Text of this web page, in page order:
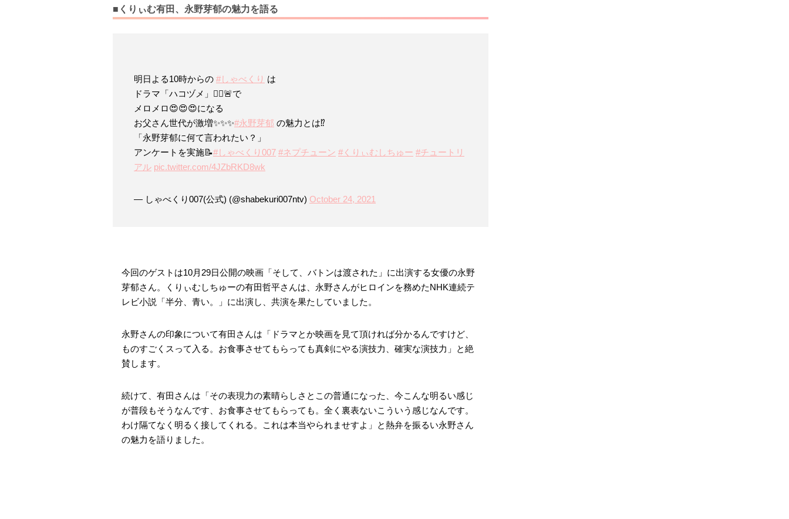
■くりぃむ有田、永野芽郁の魅力を語る
明日よる10時からの #しゃべくり は
ドラマ「ハコヅメ」👮‍♀️🚨で
メロメロ😍😍😍になる
お父さん世代が激増✨✨✨#永野芽郁 の魅力とは⁉️
「永野芽郁に何て言われたい？」
アンケートを実施📝#しゃべくり007 #ネプチューン #くりぃむしちゅー #チュートリ
アル pic.twitter.com/4JZbRKD8wk
— しゃべくり007(公式) (@shabekuri007ntv) October 24, 2021
今回のゲストは10月29日公開の映画「そして、バトンは渡された」に出演する女優の永野
芽郁さん。くりぃむしちゅーの有田哲平さんは、永野さんがヒロインを務めたNHK連続テ
レビ小説「半分、青い。」に出演し、共演を果たしていました。
永野さんの印象について有田さんは「ドラマとか映画を見て頂ければ分かるんですけど、
ものすごくスって入る。お食事させてもらっても真剣にやる演技力、確実な演技力」と絶
賛します。
続けて、有田さんは「その表現力の素晴らしさとこの普通になった、今こんな明るい感じ
が普段もそうなんです、お食事させてもらっても。全く裏表ないこういう感じなんです。
わけ隔てなく明るく接してくれる。これは本当やられませすよ」と熱弁を振るい永野さん
の魅力を語りました。